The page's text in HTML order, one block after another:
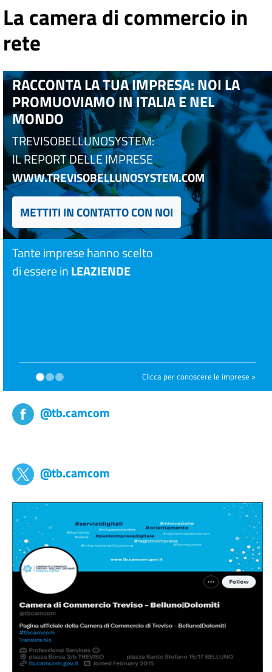
La camera di commercio in
rete
RACCONTA LA TUA IMPRESA: NOI LA
PROMUOVIAMO IN ITALIA E NEL
MONDO
TREVISOBELLUNOSYSTEM:
IL REPORT DELLE IMPRESE
WWW.TREVISOBELLUNOSYSTEM.COM
METTITI IN CONTATTO CON NOI
Tante imprese hanno scelto
di essere inLEAZIENDE
Clicca per conoscere le imprese >
@tb.camcom
@tb.camcom